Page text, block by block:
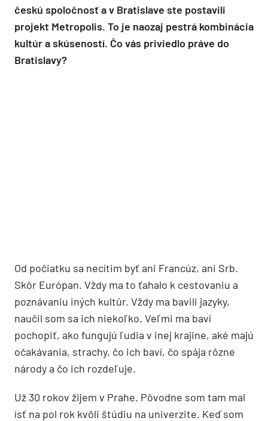
českú spoločnosť a v Bratislave ste postavili
projekt Metropolis. To je naozaj pestrá kombinácia
kultúr a skúseností. Čo vás priviedlo práve do
Bratislavy?
Od počiatku sa necítim byť ani Francúz, ani Srb.
Skôr Európan. Vždy ma to ťahalo k cestovaniu a
poznávaniu iných kultúr. Vždy ma bavili jazyky,
naučil som sa ich niekoľko. Veľmi ma baví
pochopiť, ako fungujú ľudia v inej krajine, aké majú
očakávania, strachy, čo ich baví, čo spája rôzne
národy a čo ich rozdeľuje.
Už 30 rokov žijem v Prahe. Pôvodne som tam mal
ísť na pol rok kvôli štúdiu na univerzite. Keď som